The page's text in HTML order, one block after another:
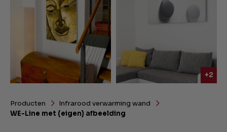
+2
Producten
Infrarood verwarming wand
WE-Line met (eigen) afbeelding